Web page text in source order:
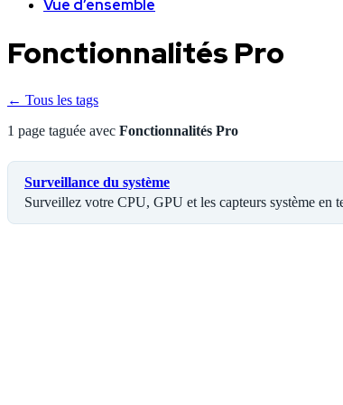
Vue d’ensemble
Fonctionnalités Pro
← Tous les tags
1 page taguée avec Fonctionnalités Pro
Surveillance du système
Surveillez votre CPU, GPU et les capteurs système en